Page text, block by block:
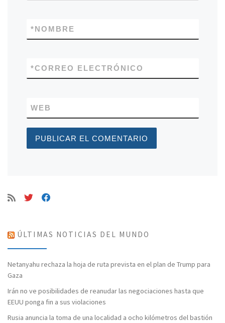
NOMBRE
*
CORREO ELECTRÓNICO
*
WEB
ÚLTIMAS NOTICIAS DEL MUNDO
Netanyahu rechaza la hoja de ruta prevista en el plan de Trump para
Gaza
Irán no ve posibilidades de reanudar las negociaciones hasta que
EEUU ponga fin a sus violaciones
Rusia anuncia la toma de una localidad a ocho kilómetros del bastión